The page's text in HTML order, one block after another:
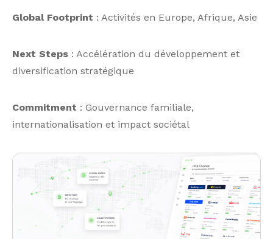
Global Footprint : Activités en Europe, Afrique, Asie
Next Steps : Accélération du développement et
diversification stratégique
Commitment : Gouvernance familiale,
internationalisation et impact sociétal